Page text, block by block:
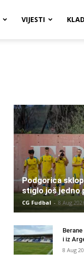
VIJESTI
Podgorica
stiglo još jedno
CG Fudbal - 8 Aug
i iz
8 Aug